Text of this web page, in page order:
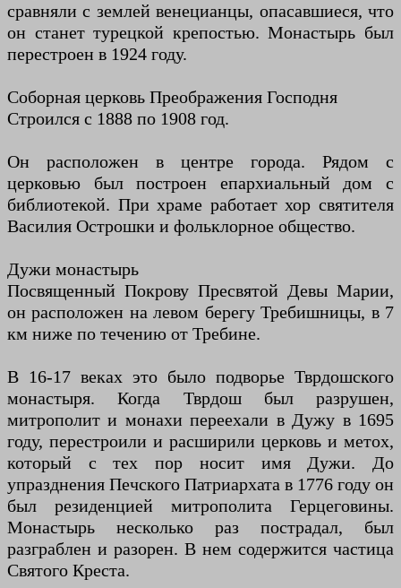
сравняли с землей венецианцы, опасавшиеся, что
он станет турецкой крепостью. Монастырь был
перестроен в 1924 году.
Соборная церковь Преображения Господня
Строился с 1888 по 1908 год.
Он расположен в центре города. Рядом с
церковью был построен епархиальный дом с
библиотекой. При храме работает хор святителя
Василия Острошки и фольклорное общество.
Дужи монастырь
Посвященный Покрову Пресвятой Девы Марии,
он расположен на левом берегу Требишницы, в 7
км ниже по течению от Требине.
В 16-17 веках это было подворье Тврдошского
монастыря. Когда Тврдош был разрушен,
митрополит и монахи переехали в Дужу в 1695
году, перестроили и расширили церковь и метох,
который с тех пор носит имя Дужи. До
упразднения Печского Патриархата в 1776 году он
был резиденцией митрополита Герцеговины.
Монастырь несколько раз пострадал, был
разграблен и разорен. В нем содержится частица
Святого Креста.